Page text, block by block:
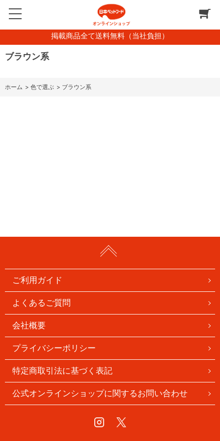
掲載商品全て送料無料（当社負担）
ブラウン系
ホーム > 色で選ぶ > ブラウン系
ご利用ガイド
よくあるご質問
会社概要
プライバシーポリシー
特定商取引法に基づく表記
公式オンラインショップに関するお問い合わせ
Instagram